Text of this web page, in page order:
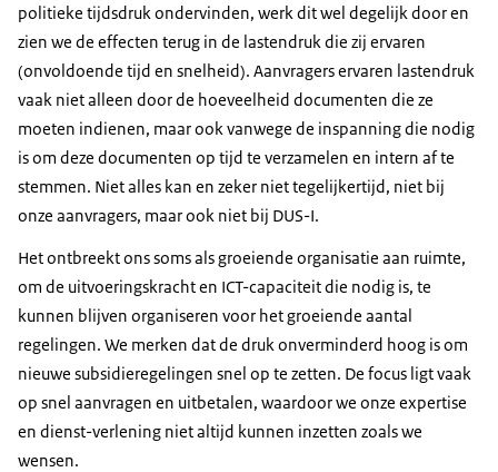
politieke tijdsdruk ondervinden, werk dit wel degelijk door en
zien we de effecten terug in de lastendruk die zij ervaren
(onvoldoende tijd en snelheid). Aanvragers ervaren lastendruk
vaak niet alleen door de hoeveelheid documenten die ze
moeten indienen, maar ook vanwege de inspanning die nodig
is om deze documenten op tijd te verzamelen en intern af te
stemmen. Niet alles kan en zeker niet tegelijkertijd, niet bij
onze aanvragers, maar ook niet bij DUS-I.
Het ontbreekt ons soms als groeiende organisatie aan ruimte,
om de uitvoeringskracht en ICT-capaciteit die nodig is, te
kunnen blijven organiseren voor het groeiende aantal
regelingen. We merken dat de druk onverminderd hoog is om
nieuwe subsidieregelingen snel op te zetten. De focus ligt vaak
op snel aanvragen en uitbetalen, waardoor we onze expertise
en dienst-verlening niet altijd kunnen inzetten zoals we
wensen.